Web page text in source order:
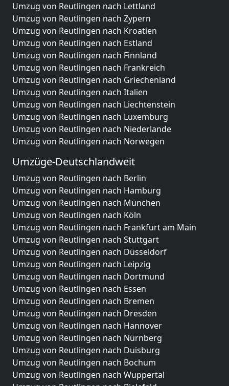
Umzug von Reutlingen nach Lettland
Umzug von Reutlingen nach Zypern
Umzug von Reutlingen nach Kroatien
Umzug von Reutlingen nach Estland
Umzug von Reutlingen nach Finnland
Umzug von Reutlingen nach Frankreich
Umzug von Reutlingen nach Griechenland
Umzug von Reutlingen nach Italien
Umzug von Reutlingen nach Liechtenstein
Umzug von Reutlingen nach Luxemburg
Umzug von Reutlingen nach Niederlande
Umzug von Reutlingen nach Norwegen
Umzüge-Deutschlandweit
Umzug von Reutlingen nach Berlin
Umzug von Reutlingen nach Hamburg
Umzug von Reutlingen nach München
Umzug von Reutlingen nach Köln
Umzug von Reutlingen nach Frankfurt am Main
Umzug von Reutlingen nach Stuttgart
Umzug von Reutlingen nach Düsseldorf
Umzug von Reutlingen nach Leipzig
Umzug von Reutlingen nach Dortmund
Umzug von Reutlingen nach Essen
Umzug von Reutlingen nach Bremen
Umzug von Reutlingen nach Dresden
Umzug von Reutlingen nach Hannover
Umzug von Reutlingen nach Nürnberg
Umzug von Reutlingen nach Duisburg
Umzug von Reutlingen nach Bochum
Umzug von Reutlingen nach Wuppertal